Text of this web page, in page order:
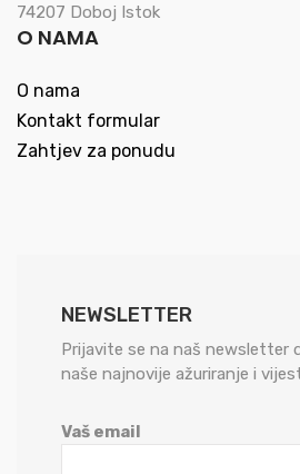
74207 Doboj Istok
O NAMA
O nama
Kontakt formular
Zahtjev za ponudu
NEWSLETTER
Prijavite se na naš newsletter
naše najnovije ažuriranje i
Vaš email